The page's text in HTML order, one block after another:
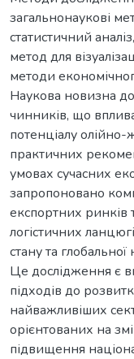
загальнонаукові
статистичний
метод для
методи
Наукова новизна
чинників, що
потенціалу олійно-
практичних
умовах сучасних
запропоновано
експортних ринків
логістичних
стану та глобальної
Це дослідження є
підходів до
найважливіших
орієнтованих на
підвищення